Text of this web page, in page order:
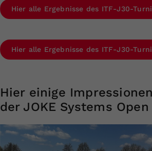
Hier alle Ergebnisse des ITF-J30-
Hier alle Ergebnisse des ITF-J30-
Hier einige
der JOKE Systems